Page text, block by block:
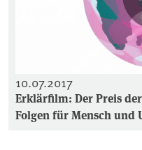
10.07.2017
Erklärfilm: Der Preis
Folgen für Mensch und